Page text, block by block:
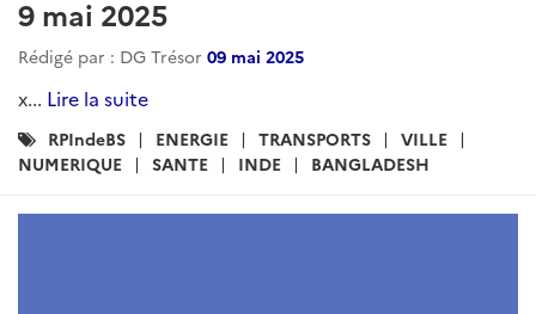
9 mai 2025
Rédigé par : DG Trésor 09 mai 2025
x... Lire la suite
Catégories
:
RPIndeBS ENERGIE TRANSPORTS
VILLE
NUMERIQUE
SANTE INDE BANGLADESH